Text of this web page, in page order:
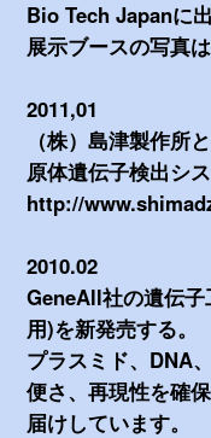
Bio Tech Japanに出
展示ブースの写真
2011,01
（株）島津製作所
原体遺伝子検出シ
http://
2010.02
GeneAll社の遺伝
用)を新発売す
プラスミド、DNA
便さ、再現性を確
届けしています。